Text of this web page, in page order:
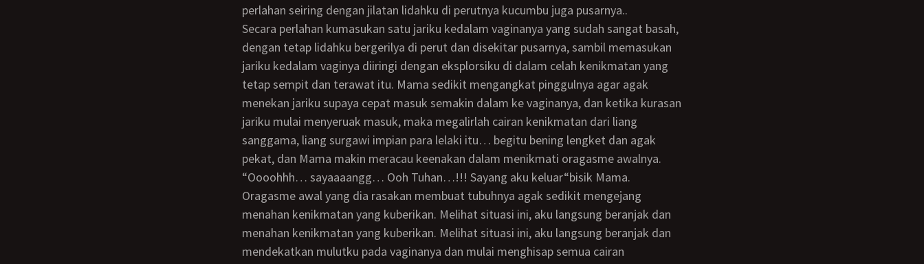
perlahan seiring dengan jilatan lidahku di perutnya kucumbu juga pusarnya..
Secara perlahan kumasukan satu jariku kedalam vaginanya yang sudah sangat basah,
dengan tetap lidahku bergerilya di perut dan disekitar pusarnya, sambil memasukan
jariku kedalam vaginya diiringi dengan eksplorsiku di dalam celah kenikmatan yang
tetap sempit dan terawat itu. Mama sedikit mengangkat pinggulnya agar agak
menekan jariku supaya cepat masuk semakin dalam ke vaginanya, dan ketika kurasan
jariku mulai menyeruak masuk, maka megalirlah cairan kenikmatan dari liang
sanggama, liang surgawi impian para lelaki itu… begitu bening lengket dan agak
pekat, dan Mama makin meracau keenakan dalam menikmati oragasme awalnya.
“Oooohhh… sayaaaangg… Ooh Tuhan…!!! Sayang aku keluar“bisik Mama.
Oragasme awal yang dia rasakan membuat tubuhnya agak sedikit mengejang
menahan kenikmatan yang kuberikan. Melihat situasi ini, aku langsung beranjak dan
menahan kenikmatan yang kuberikan. Melihat situasi ini, aku langsung beranjak dan
mendekatkan mulutku pada vaginanya dan mulai menghisap semua cairan